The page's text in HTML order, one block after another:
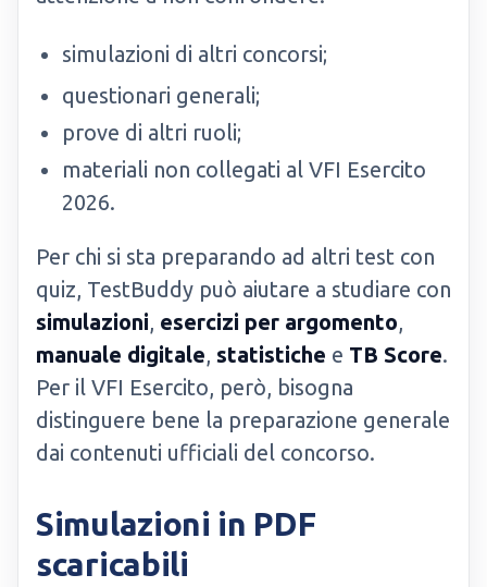
simulazioni di altri concorsi;
questionari generali;
prove di altri ruoli;
materiali non collegati al VFI Esercito
2026.
Per chi si sta preparando ad altri test con
quiz, TestBuddy può aiutare a studiare con
simulazioni, esercizi per argomento,
manuale digitale, statistiche e TB Score.
Per il VFI Esercito, però, bisogna
distinguere bene la preparazione generale
dai contenuti ufficiali del concorso.
Simulazioni in PDF
scaricabili